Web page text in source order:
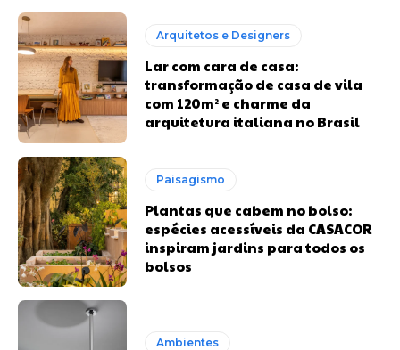
Arquitetos e Designers
Lar com cara de casa:
transformação de casa de vila
com 120m² e charme da
arquitetura italiana no Brasil
Paisagismo
Plantas que cabem no bolso:
espécies acessíveis da CASACOR
inspiram jardins para todos os
bolsos
Ambientes